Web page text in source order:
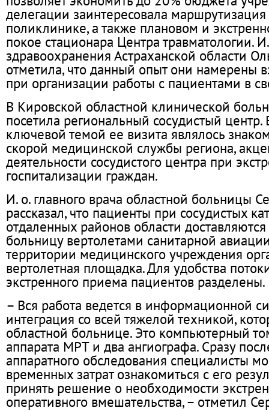
делегации заинтересовала
поликлинике, а также плановом и
покое стационара Центра травматологии.
здравоохранения Астраханской области
отметила, что данный опыт они намерены
при организации работы с пациентами в
В Кировской областной клинической
посетила региональный сосудистый центр.
ключевой темой ее визита являлось
скорой медицинской службы региона,
деятельности сосудистого центра при
госпитализации граждан.
И. о. главного врача областной больницы
рассказал, что пациенты при сосудистых
отдаленных районов области
больницу вертолетами санитарной
территории медицинского учреждения
вертолетная площадка. Для удобства
экстренного приема пациентов разделены.
– Вся работа ведется в информационной
интеграция со всей тяжелой техникой,
областной больнице. Это компьютерный
аппарата МРТ и два ангиографа. Сразу
аппаратного обследования специалисты
временных затрат ознакомиться с его
принять решение о необходимости
оперативного вмешательства, – отметил